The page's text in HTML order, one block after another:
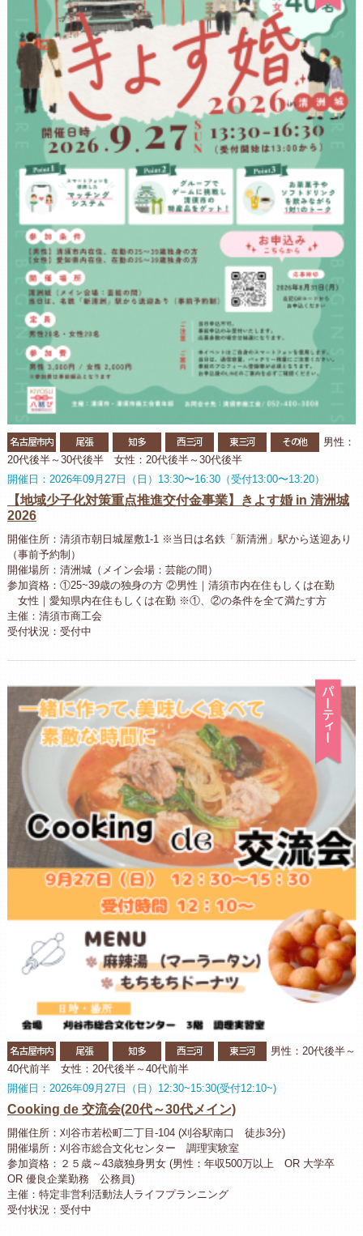
名古屋市内 尾張 知多 西三河 東三河 その他
男性：
20代後半～30代後半 女性：20代後半～30代後半
開催日：2026年09月27日（日）13:30〜16:30（受付13:00〜13:20）
【地域少子化対策重点推進交付金事業】きよす婚 in 清洲城
2026
開催住所：清須市朝日城屋敷1-1 ※当日は名鉄「新清洲」駅から送迎あり
（事前予約制）
開催場所：清洲城（メイン会場：芸能の間）
参加資格：①25~39歳の独身の方 ②男性｜清須市内在住もしくは在勤
女性｜愛知県内在住もしくは在勤 ※①、②の条件を全て満たす方
主催：清須市商工会
受付状況：受付中
パ
名古屋市内 尾張 知多 西三河 東三河
男性：20代後半～
40代前半 女性：20代後半～40代前半
開催日：2026年09月27日（日）12:30~15:30(受付12:10~)
Cooking de 交流会(20代～30代メイン)
開催住所：刈谷市若松町二丁目-104 (刈谷駅南口 徒歩3分)
開催場所：刈谷市総合文化センター 調理実験室
参加資格：２５歳～43歳独身男女 (男性：年収500万以上 OR 大学卒
OR 優良企業勤務 公務員)
主催：特定非営利活動法人ライフプランニング
受付状況：受付中